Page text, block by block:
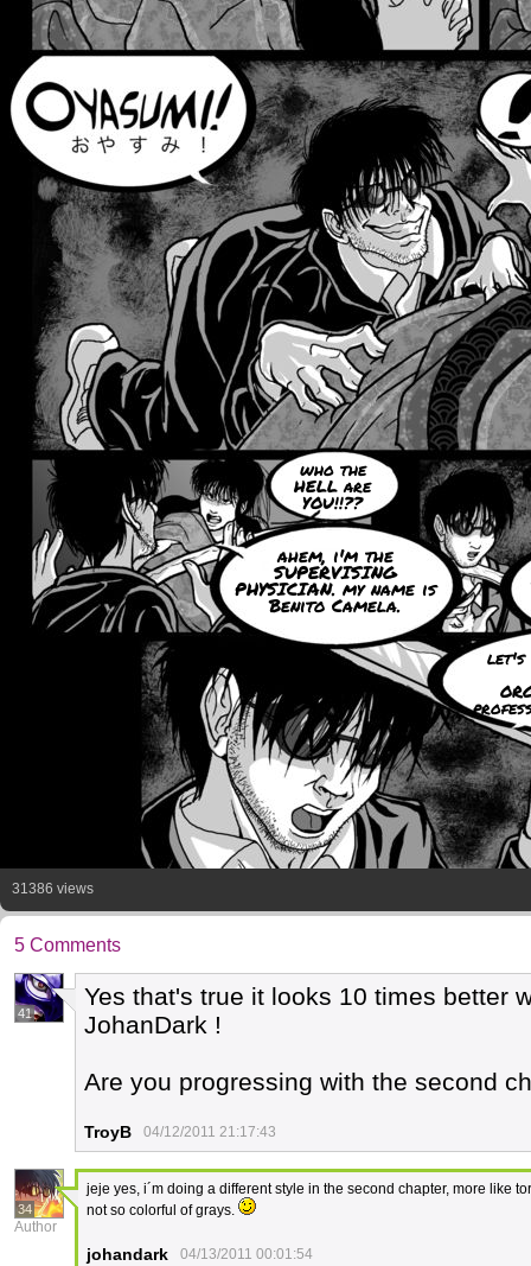
who the
HELL are
YOU!!??
ahem, i'm the
SUPERVISING
PHYSICIAN. my name is
Benito Camela.
let's
31386 views
5 Comments
41
Yes that's true it looks 10 times better
JohanDark !
Are you progressing with the second
TroyB 04/12/2011 21:17:43
34
Author
jeje yes, i´m doing a different style in the second chapter, more like
not so colorful of grays.
johandark 04/13/2011 00:01:54